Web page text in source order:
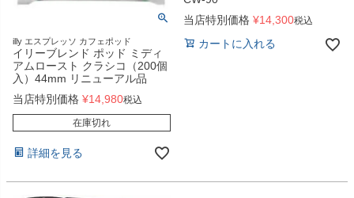
illy エスプレッソ カフェポッド
イリーブレンド ポッド ミディ
アムロースト クラシコ（200個
入）44mm リニューアル品
当店特別価格 ¥14,980税込
在庫切れ
詳細を見る
当店特別価格 ¥14,300税込
カートに入れる